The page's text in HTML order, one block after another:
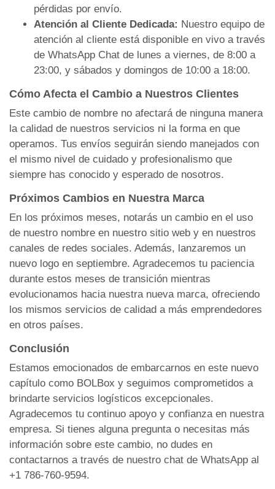
pérdidas por envío.
Atención al Cliente Dedicada: Nuestro equipo de
atención al cliente está disponible en vivo a través
de WhatsApp Chat de lunes a viernes, de 8:00 a
23:00, y sábados y domingos de 10:00 a 18:00.
Cómo Afecta el Cambio a Nuestros Clientes
Este cambio de nombre no afectará de ninguna manera
la calidad de nuestros servicios ni la forma en que
operamos. Tus envíos seguirán siendo manejados con
el mismo nivel de cuidado y profesionalismo que
siempre has conocido y esperado de nosotros.
Próximos Cambios en Nuestra Marca
En los próximos meses, notarás un cambio en el uso
de nuestro nombre en nuestro sitio web y en nuestros
canales de redes sociales. Además, lanzaremos un
nuevo logo en septiembre. Agradecemos tu paciencia
durante estos meses de transición mientras
evolucionamos hacia nuestra nueva marca, ofreciendo
los mismos servicios de calidad a más emprendedores
en otros países.
Conclusión
Estamos emocionados de embarcarnos en este nuevo
capítulo como BOLBox y seguimos comprometidos a
brindarte servicios logísticos excepcionales.
Agradecemos tu continuo apoyo y confianza en nuestra
empresa. Si tienes alguna pregunta o necesitas más
información sobre este cambio, no dudes en
contactarnos a través de nuestro chat de WhatsApp al
+1 786-760-9594.